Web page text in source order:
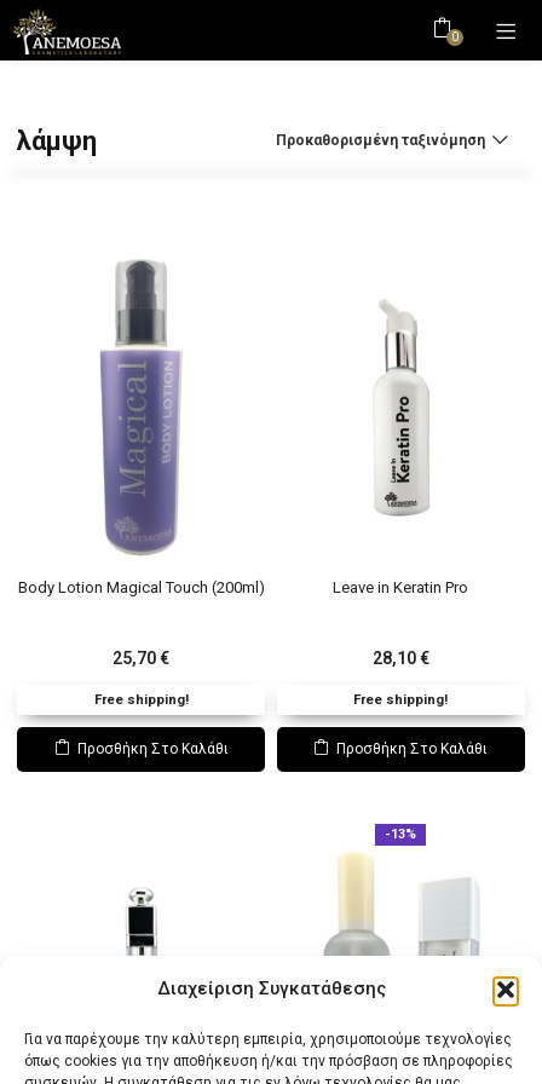
Διαχείριση Συγκατάθεσης
Για να παρέχουμε την καλύτερη εμπειρία, χρησιμοποιούμε τεχνολογίες
όπως cookies για την αποθήκευση ή/και την πρόσβαση σε πληροφορίες
0
λάμψη Προκαθορισμένη ταξινόμηση
Body Lotion Magical Touch (200ml)
25,70€
Free shipping!
Προσθήκη Στο Καλάθι
Leave in Keratin Pro
28,10€
Free shipping!
Προσθήκη Στο Καλάθι
-13%